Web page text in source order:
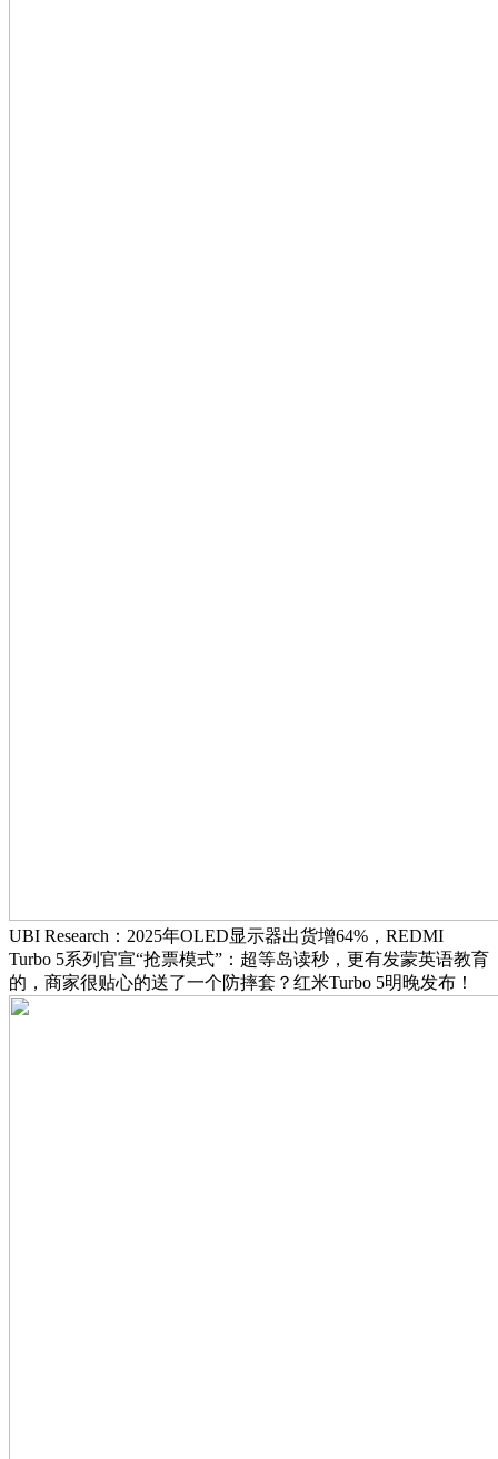
UBI Research：2025年OLED显示器出货增64%，REDMI
Turbo 5系列官宣“抢票模式”：超等岛读秒，更有发蒙英语教育
的，商家很贴心的送了一个防摔套？红米Turbo 5明晚发布！